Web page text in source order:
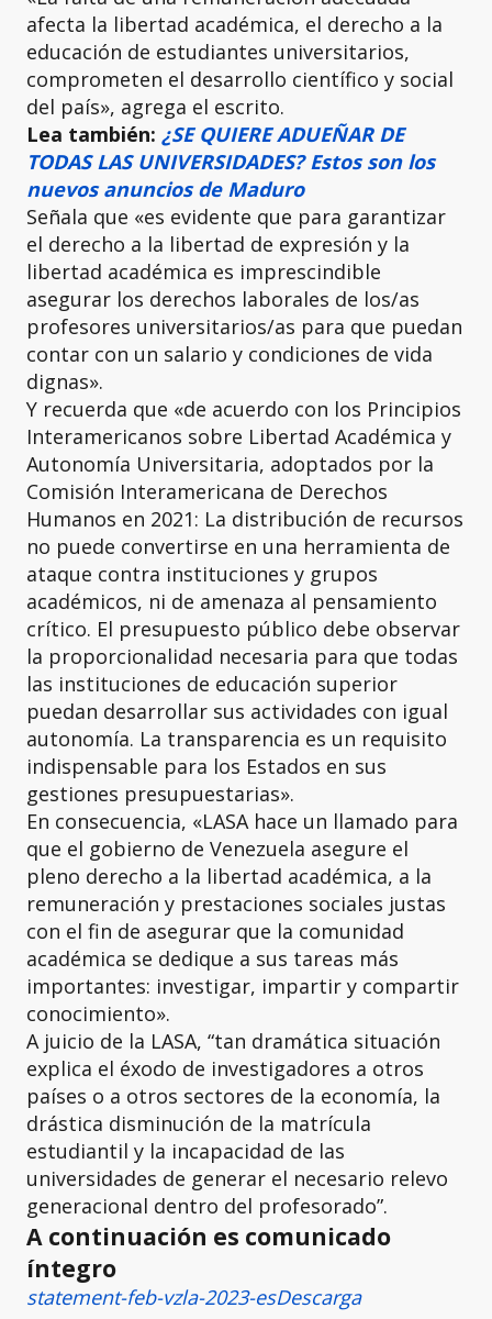
afecta la libertad académica, el derecho a la
educación de estudiantes universitarios,
comprometen el desarrollo científico y social
del país», agrega el escrito.
Lea también: ¿SE QUIERE ADUEÑAR DE
TODAS LAS UNIVERSIDADES? Estos son los
nuevos anuncios de Maduro
Señala que «es evidente que para garantizar
el derecho a la libertad de expresión y la
libertad académica es imprescindible
asegurar los derechos laborales de los/as
profesores universitarios/as para que puedan
contar con un salario y condiciones de vida
dignas».
Y recuerda que «de acuerdo con los Principios
Interamericanos sobre Libertad Académica y
Autonomía Universitaria, adoptados por la
Comisión Interamericana de Derechos
Humanos en 2021: La distribución de recursos
no puede convertirse en una herramienta de
ataque contra instituciones y grupos
académicos, ni de amenaza al pensamiento
crítico. El presupuesto público debe observar
la proporcionalidad necesaria para que todas
las instituciones de educación superior
puedan desarrollar sus actividades con igual
autonomía. La transparencia es un requisito
indispensable para los Estados en sus
gestiones presupuestarias».
En consecuencia, «LASA hace un llamado para
que el gobierno de Venezuela asegure el
pleno derecho a la libertad académica, a la
remuneración y prestaciones sociales justas
con el fin de asegurar que la comunidad
académica se dedique a sus tareas más
importantes: investigar, impartir y compartir
conocimiento».
A juicio de la LASA, “tan dramática situación
explica el éxodo de investigadores a otros
países o a otros sectores de la economía, la
drástica disminución de la matrícula
estudiantil y la incapacidad de las
universidades de generar el necesario relevo
generacional dentro del profesorado”.
A continuación es comunicado
íntegro
statement-feb-vzla-2023-esDescarga